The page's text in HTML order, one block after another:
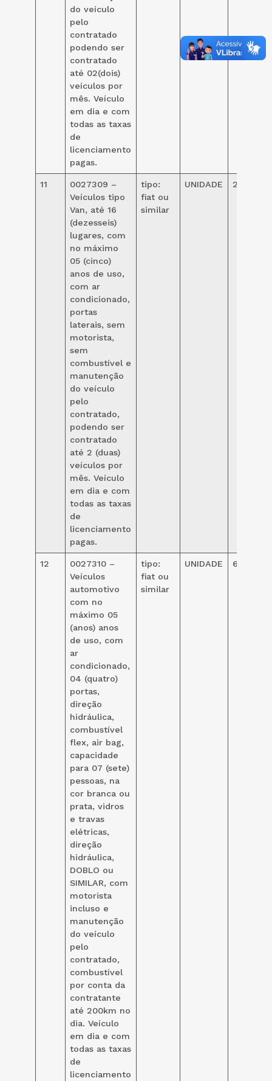
do veículo
pelo
contratado
podendo ser
contratado
até 02(dois)
veículos por
mês. Veículo
em dia e com
todas as taxas
de
licenciamento
pagas.
11
0027309 –
Veículos tipo
Van, até 16
(dezesseis)
lugares, com
no máximo
05 (cinco)
anos de uso,
com ar
condicionado,
portas
laterais, sem
motorista,
sem
combustível e
manutenção
do veículo
pelo
contratado,
podendo ser
contratado
até 2 (duas)
veículos por
mês. Veículo
em dia e com
todas as taxas
de
licenciamento
pagas.
tipo:
fiat ou
similar
UNIDADE 24,00
12
0027310 –
Veículos
automotivo
com no
máximo 05
(anos) anos
de uso, com
ar
condicionado,
04 (quatro)
portas,
direção
hidráulica,
combustível
flex, air bag,
capacidade
para 07 (sete)
pessoas, na
cor branca ou
prata, vidros
e travas
elétricas,
direção
hidráulica,
DOBLO ou
SIMILAR, com
motorista
incluso e
manutenção
do veículo
pelo
contratado,
combustível
por conta da
contratante
até 200km no
dia. Veículo
em dia e com
todas as taxas
de
licenciamento
tipo:
fiat ou
similar
UNIDADE 60,00